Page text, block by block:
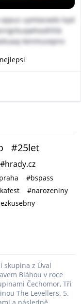
uymtacwdx lvyd
kenmuoxpnx
#25let
#hrady.cz
#bspass
#narozeniny
skupina z Úval
Bláhou v roce
Čechomor, Tři
The Levellers. 5.
a následně